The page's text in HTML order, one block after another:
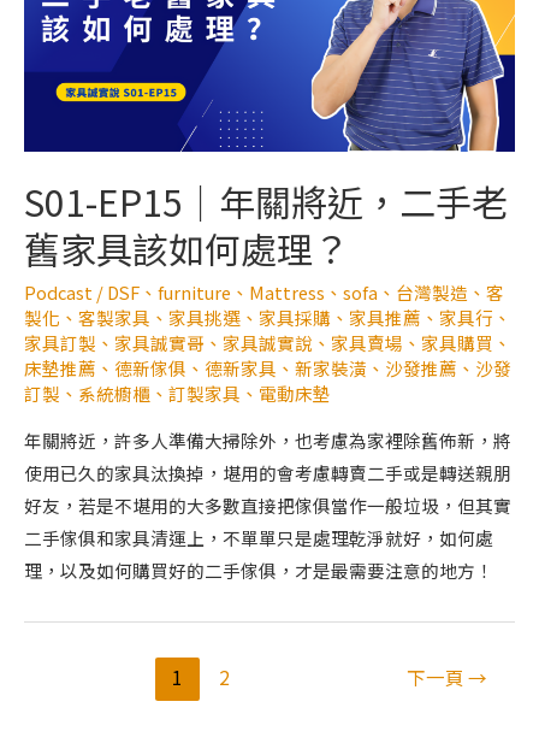
S01-EP15｜年關將近，二手老
舊家具該如何處理？
Podcast /DSF 、 furniture 、 Mattress 、 sofa 、 台灣製造 、 客
製化 、 客製家具 、 家具挑選 、 家具採購 、 家具推薦 、 家具行 、
家具訂製 、 家具誠實哥 、 家具誠實說 、 家具賣場 、 家具購買 、
床墊推薦 、 德新傢俱 、 德新家具 、 新家裝潢 、 沙發推薦 、 沙發
訂製 、 系統櫥櫃 、 訂製家具 、 電動床墊
年關將近，許多人準備大掃除外，也考慮為家裡除舊佈新，將
使用已久的家具汰換掉，堪用的會考慮轉賣二手或是轉送親朋
好友，若是不堪用的大多數直接把傢俱當作一般垃圾，但其實
二手傢俱和家具清運上，不單單只是處理乾淨就好，如何處
理，以及如何購買好的二手傢俱，才是最需要注意的地方！
1 2 下一頁 →